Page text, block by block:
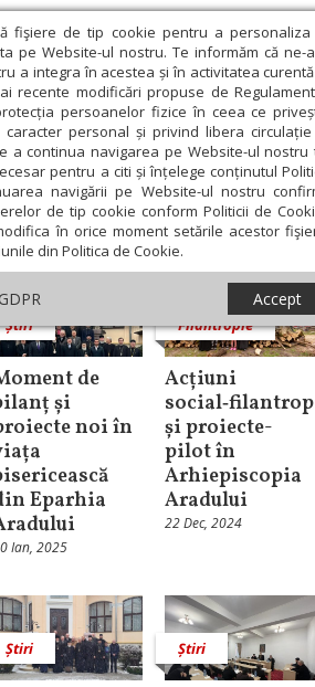
fişiere de tip cookie pentru a personaliza
pe Website-ul nostru. Te informăm că ne-
a integra în acestea și în activitatea
recente modificări propuse de
persoanelor fizice în ceea ce
personal și privind libera
a continua navigarea pe Website-ul nostru
pentru a citi și înțelege conținutul
navigării pe Website-ul nostru
de tip cookie conform Politicii de
în orice moment setările acestor
din Politica de Cookie.
GDPR Accept
Aradului
Știri
de
și
noi în
Eparhia
Ian, 2025
Filantropie
Acțiuni
și proiecte-
pilot în
Arhiepiscopia
Aradului
22 Dec, 2024
Știri Știri